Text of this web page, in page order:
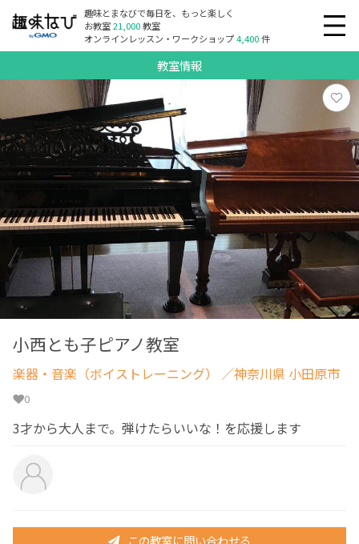
趣味とまなびで毎日を、もっと楽しく
お教室21,000教室
オンラインレッスン・ワークショップ4,400件
教室情報
小西とも子ピアノ教室
楽器・音楽（ボイストレーニング） ／神奈川県 小田原市
0
3才から大人まで。弾けたらいいな！を応援します
この教室に問い合わせる